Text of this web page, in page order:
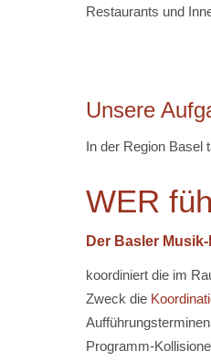
Restaurants und
Unsere
In der Region Basel
WER
Der Basler
koordiniert die im
Zweck die
Programm-